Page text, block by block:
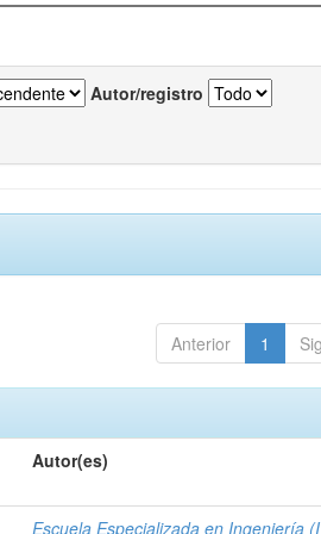
Autor/registro
Anterior 1
Autor(es)
Escuela Especializada en Ingeniería